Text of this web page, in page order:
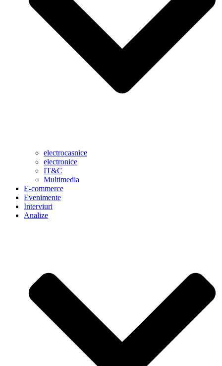
electrocasnice
electronice
IT&C
Multimedia
E-commerce
Evenimente
Interviuri
Analize